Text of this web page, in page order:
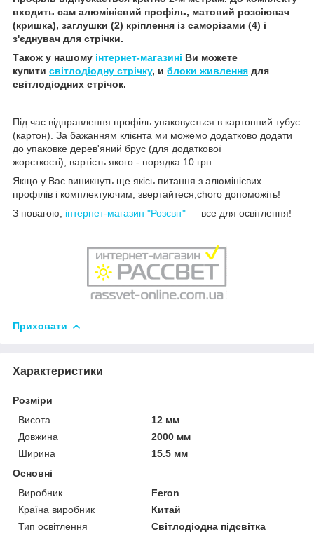
входить сам алюмінієвий профіль, матовий розсіювач
(кришка), заглушки (2) кріплення із саморізами (4) і
з'єднувач для стрічки.
Також у нашому інтернет-магазині Ви можете
купити світлодіодну стрічку, и блоки живлення для
світлодіодних стрічок.
Під час відправлення профіль упаковується в картонний тубус
(картон). За бажанням клієнта ми можемо додатково додати
до упаковке дерев'яний брус (для додаткової
жорсткості), вартість якого - порядка 10 грн.
Якщо у Вас виникнуть ще якісь питання з алюмінієвих
профілів і комплектуючим, звертайтеся,choro допоможіть!
З повагою, інтернет-магазин "Розсвіт" — все для освітлення!
Приховати
Характеристики
Розміри
Висота
12 мм
Довжина
2000 мм
Ширина
15.5 мм
Основні
Виробник
Feron
Країна виробник
Китай
Тип освітлення
Світлодіодна підсвітка